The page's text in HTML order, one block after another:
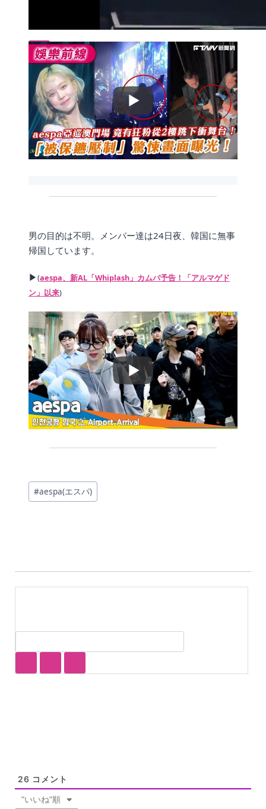
00:00
00:00
00:05
男の目的は不明。メンバー達は24日夜、韓国に無事
帰国しています。
▶(aespa、新AL「Whiplash」カムバ予告！「アルマゲド
ン」以来)
投
稿
#aespa(エスパ)
26 コメント
"いいね"順